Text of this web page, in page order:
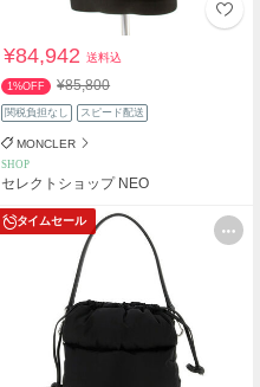
¥84,942送料込
1%OFF ¥85,800
関税負担なし スピード配送
MONCLER
SHOP
セレクトショップ NEO
タイムセール